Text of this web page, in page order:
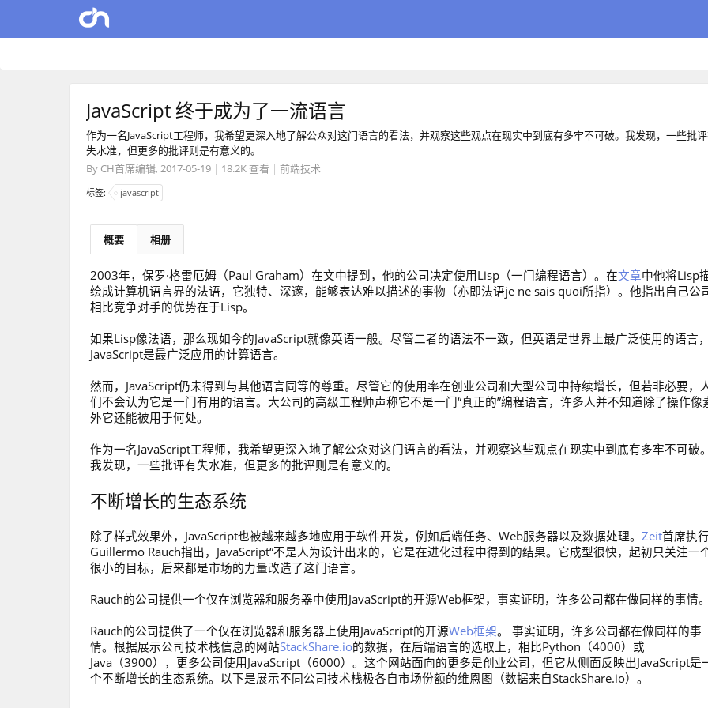
JavaScript 终于成为了一流语言
作为一名JavaScript工程师，我希望更深入地了解公众对这门语言的看法，并观察这些观点在现实中到底有多牢不可破。我发现，一些批
失水准，但更多的批评则是有意义的。
By CH首席编辑, 2017-05-19 | 18.2K 查看 | 前端技术
标签: javascript
概要 相册
2003年，保罗·格雷厄姆（Paul Graham）在文中提到，他的公司决定使用Lisp（一门编程语言）。在文章中他将Lisp
绘成计算机语言界的法语，它独特、深邃，能够表达难以描述的事物（亦即法语je ne sais quoi所指）。他指出自己公
相比竞争对手的优势在于Lisp。
如果Lisp像法语，那么现如今的JavaScript就像英语一般。尽管二者的语法不一致，但英语是世界上最广泛使用的语言
JavaScript是最广泛应用的计算语言。
然而，JavaScript仍未得到与其他语言同等的尊重。尽管它的使用率在创业公司和大型公司中持续增长，但若非必要，
们不会认为它是一门有用的语言。大公司的高级工程师声称它不是一门“真正的”编程语言，许多人并不知道除了操作像
外它还能被用于何处。
作为一名JavaScript工程师，我希望更深入地了解公众对这门语言的看法，并观察这些观点在现实中到底有多牢不可破
我发现，一些批评有失水准，但更多的批评则是有意义的。
不断增长的生态系统
除了样式效果外，JavaScript也被越来越多地应用于软件开发，例如后端任务、Web服务器以及数据处理。 Zeit首席执
Guillermo Rauch指出，JavaScript“不是人为设计出来的，它是在进化过程中得到的结果。它成型很快，起初只关注一
很小的目标，后来都是市场的力量改造了这门语言。
Rauch的公司提供一个仅在浏览器和服务器中使用JavaScript的开源Web框架，事实证明，许多公司都在做同样的事情
Rauch的公司提供了一个仅在浏览器和服务器上使用JavaScript的开源Web框架。 事实证明，许多公司都在做同样的事
情。根据展示公司技术栈信息的网站StackShare.io的数据，在后端语言的选取上，相比Python（4000）或
Java（3900），更多公司使用JavaScript（6000）。这个网站面向的更多是创业公司，但它从侧面反映出JavaScript是
个不断增长的生态系统。以下是展示不同公司技术栈极各自市场份额的维恩图（数据来自StackShare.io）。